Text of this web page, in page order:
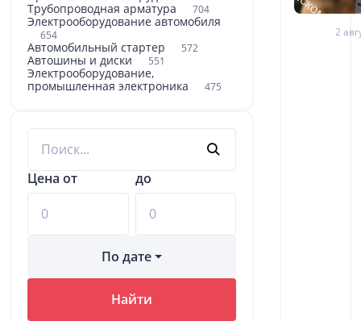
Трубопроводная арматура 704
Электрооборудование автомобиля
654
Автомобильный стартер 572
Автошины и диски 551
Электрооборудование,
промышленная электроника
475
Цена от до
По дате
Найти
2